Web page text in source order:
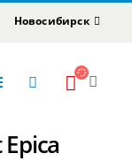
Новосибирск